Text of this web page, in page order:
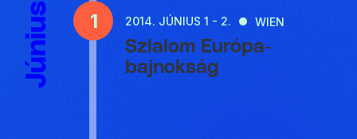
Június 1 2014. JÚNIUS 1 - 2. WIEN
Szlalom Európa-
bajnokság